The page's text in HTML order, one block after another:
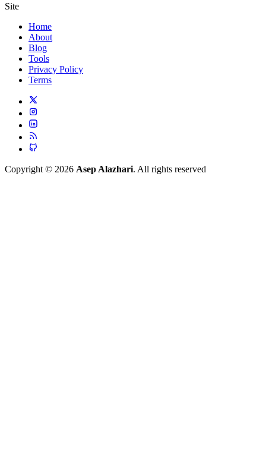
Site
Home
About
Blog
Tools
Privacy Policy
Terms
Copyright © 2026 Asep Alazhari. All rights reserved